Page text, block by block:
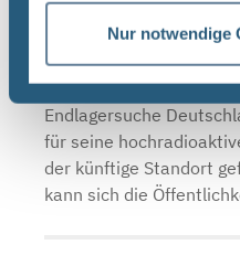
Nur notwendige
Zukunft sicher
Deutschland – die
Endlagersuche
für seine
der künftige Standort
kann sich die